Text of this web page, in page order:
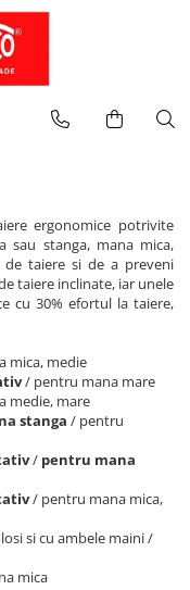
ergonomice potrivite
sau stanga, mana mica,
taiere si de a preveni
taiere inclinate, iar unele
cu 30% efortul la taiere,
mica, medie
/ pentru mana mare
medie, mare
stanga / pentru
/ pentru mana
/ pentru mana mica,
si cu ambele maini /
mica